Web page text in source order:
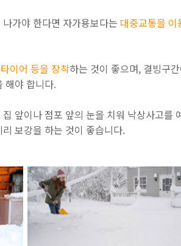
가야 한다면 자가용보다는 대중교통을 이
이어 등을 장착하는 것이 좋으며, 결빙구
해야 합니다.
앞이나 점포 앞의 눈을 치워 낙상사고를
보강을 하는 것이 좋습니다.